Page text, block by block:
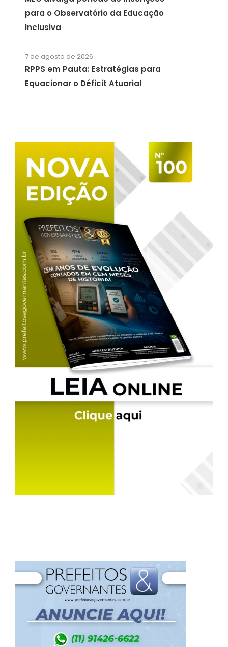
para o Observatório da Educação
Inclusiva
7 de agosto de 2026
RPPS em Pauta: Estratégias para
Equacionar o Déficit Atuarial